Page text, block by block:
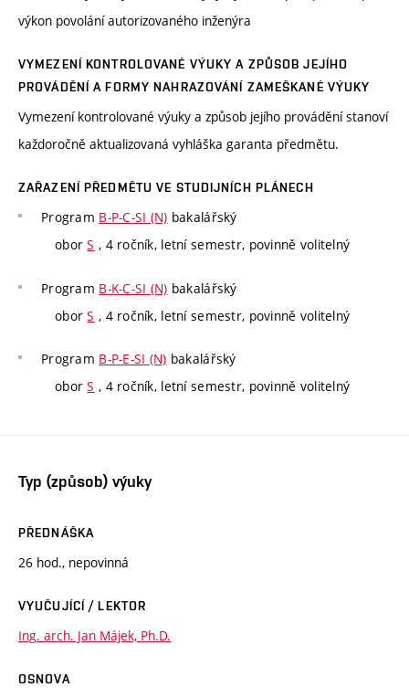
výkon povolání autorizovaného inženýra
VYMEZENÍ KONTROLOVANÉ VÝUKY A ZPŮSOB JEJÍHO
PROVÁDĚNÍ A FORMY NAHRAZOVÁNÍ ZAMEŠKANÉ VÝUKY
Vymezení kontrolované výuky a způsob jejího provádění stanoví
každoročně aktualizovaná vyhláška garanta předmětu.
ZAŘAZENÍ PŘEDMĚTU VE STUDIJNÍCH PLÁNECH
Program B-P-C-SI (N) bakalářský
oborS , 4 ročník, letní semestr, povinně volitelný
Program B-K-C-SI (N) bakalářský
oborS , 4 ročník, letní semestr, povinně volitelný
Program B-P-E-SI (N) bakalářský
oborS , 4 ročník, letní semestr, povinně volitelný
Typ (způsob) výuky
PŘEDNÁŠKA
26 hod., nepovinná
VYUČUJÍCÍ / LEKTOR
Ing. arch. Jan Májek, Ph.D.
OSNOVA